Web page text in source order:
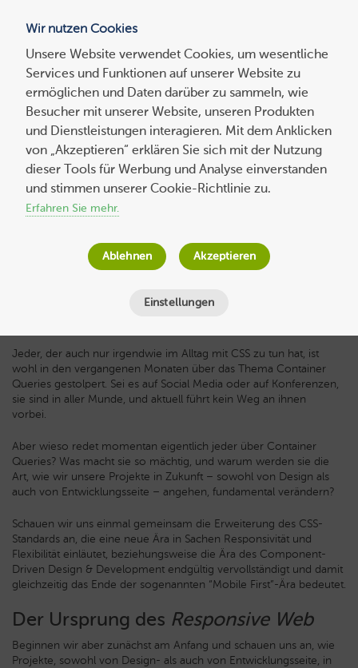
Suchen
nach:
CSS Container Queries – das
unabwendbare Ende von “Mobile First”
Quentin Albert am18. Juli 2023
Minuten
Jeder, der auch nur irgendwie im Alltag mit CSS zu tun hat, ist
wohl in den vergangenen Monaten über das Thema Container
Queries gestolpert. Sei es auf Social Media oder auf Konferenzen,
sie sind in aller Munde, und aktuell führt kein Weg an ihnen
vorbei.
Aber wieso redet momentan eigentlich jeder über Container
Queries? Was macht sie so mächtig, und warum werden sie die
Art, wie wir unsere Projekte in Zukunft – sowohl von Design als
auch von Entwicklungsseite – angehen, fundamental verändern?
Schauen wir uns einmal gemeinsam die Erweiterung des CSS-
Standards an, die eine neue Ära in Sachen Responsivität und
Flexibilität einläutet, beziehungsweise die Ära des Component-
Driven Design & Development endgültig vervollständigt und damit
gleichzeitig das Ende der sogenannten “Mobile First”-Ära bedeutet.
Der Ursprung des Responsive Web
Beginnen wir aber zunächst am Anfang und schauen uns an, wie
Projekte, sowohl von Design- als auch von Entwicklungsseite, in
Wir nutzen Cookies
Unsere Website verwendet Cookies, um wesentliche
Services und Funktionen auf unserer Website zu
ermöglichen und Daten darüber zu sammeln, wie
Besucher mit unserer Website, unseren Produkten
und Dienstleistungen interagieren. Mit dem Anklicken
von „Akzeptieren“ erklären Sie sich mit der Nutzung
dieser Tools für Werbung und Analyse einverstanden
und stimmen unserer Cookie-Richtlinie zu.
Erfahren Sie mehr.
Einstellungen
Ablehnen Akzeptieren